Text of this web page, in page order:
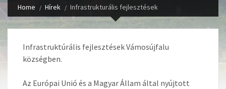
Home Hírek Infrastrukturális fejlesztések
Infrastruktúrális fejlesztések Vámosújfalu
községben.
Az Európai Unió és a Magyar Állam által nyújtott